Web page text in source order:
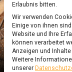
Erlaubnis bitten.
Wir verwenden
Einige von ihnen
Website und Ihre
können verarbeitet
Anzeigen und
Weitere
unserer